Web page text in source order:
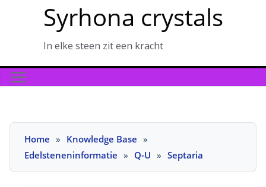
Syrhona crystals
In elke steen zit een kracht
Home
Knowledge Base
Edelsteneninformatie
Q-U Septaria